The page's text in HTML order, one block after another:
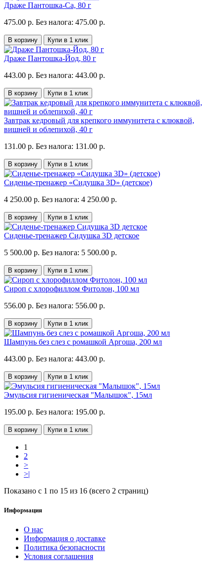
Драже Пантошка-Ca, 80 г
475.00 р. Без налога: 475.00 р.
В корзину Купи в 1 клик
Драже Пантошка-Йод, 80 г
443.00 р. Без налога: 443.00 р.
В корзину Купи в 1 клик
Завтрак кедровый для крепкого иммунитета с клюквой,
вишней и облепихой, 40 г
131.00 р. Без налога: 131.00 р.
В корзину Купи в 1 клик
Сиденье-тренажер «Сидушка 3D» (детское)
4 250.00 р. Без налога: 4 250.00 р.
В корзину Купи в 1 клик
Сиденье-тренажер Сидушка 3D детское
5 500.00 р. Без налога: 5 500.00 р.
В корзину Купи в 1 клик
Сироп с хлорофиллом Фитолон, 100 мл
556.00 р. Без налога: 556.00 р.
В корзину Купи в 1 клик
Шампунь без слез с ромашкой Аргоша, 200 мл
443.00 р. Без налога: 443.00 р.
В корзину Купи в 1 клик
Эмульсия гигиеническая "Малышок", 15мл
195.00 р. Без налога: 195.00 р.
В корзину Купи в 1 клик
1
2
>
>|
Показано с 1 по 15 из 16 (всего 2 страниц)
Информация
О нас
Информация о доставке
Политика безопасности
Условия соглашения